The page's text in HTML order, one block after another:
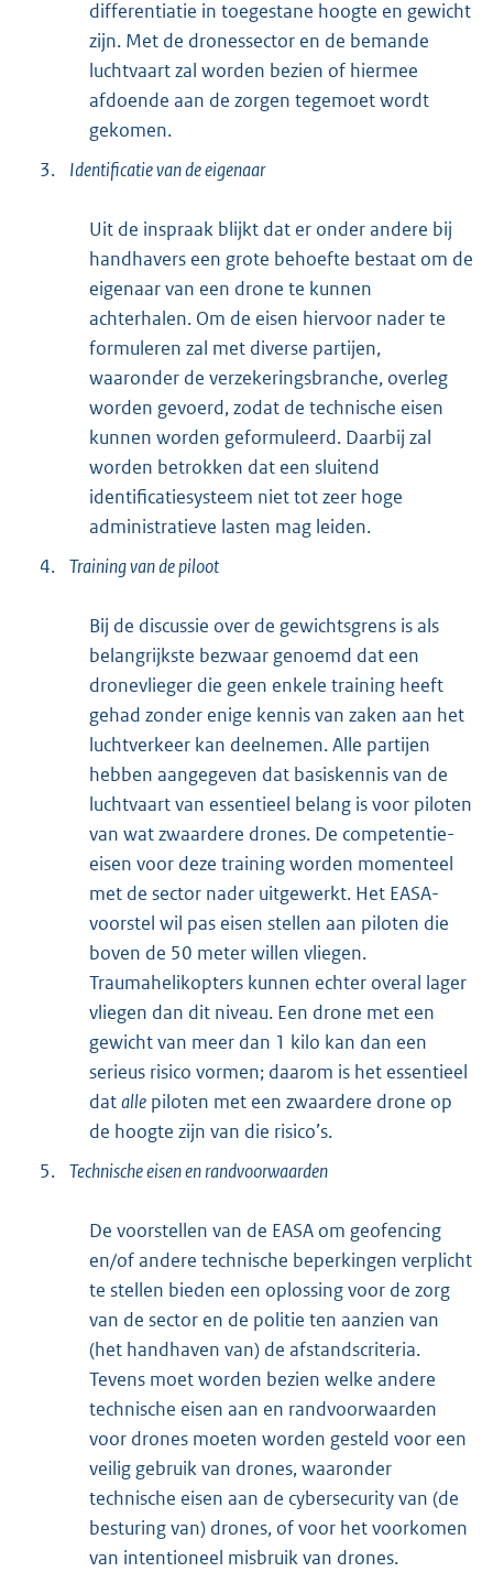
differentiatie in toegestane hoogte en gewicht
zijn. Met de dronessector en de bemande
luchtvaart zal worden bezien of hiermee
afdoende aan de zorgen tegemoet wordt
gekomen.
3.
Identificatie van de eigenaar
Uit de inspraak blijkt dat er onder andere bij
handhavers een grote behoefte bestaat om de
eigenaar van een drone te kunnen
achterhalen. Om de eisen hiervoor nader te
formuleren zal met diverse partijen,
waaronder de verzekeringsbranche, overleg
worden gevoerd, zodat de technische eisen
kunnen worden geformuleerd. Daarbij zal
worden betrokken dat een sluitend
identificatiesysteem niet tot zeer hoge
administratieve lasten mag leiden.
4. Training van de piloot
Bij de discussie over de gewichtsgrens is als
belangrijkste bezwaar genoemd dat een
dronevlieger die geen enkele training heeft
gehad zonder enige kennis van zaken aan het
luchtverkeer kan deelnemen. Alle partijen
hebben aangegeven dat basiskennis van de
luchtvaart van essentieel belang is voor piloten
van wat zwaardere drones. De competentie-
eisen voor deze training worden momenteel
met de sector nader uitgewerkt. Het EASA-
voorstel wil pas eisen stellen aan piloten die
boven de 50 meter willen vliegen.
Traumahelikopters kunnen echter overal lager
vliegen dan dit niveau. Een drone met een
gewicht van meer dan 1 kilo kan dan een
serieus risico vormen; daarom is het essentieel
datalle piloten met een zwaardere drone op
de hoogte zijn van die risico’s.
5. Technische eisen en randvoorwaarden
De voorstellen van de EASA om geofencing
en/of andere technische beperkingen verplicht
te stellen bieden een oplossing voor de zorg
van de sector en de politie ten aanzien van
(het handhaven van) de afstandscriteria.
Tevens moet worden bezien welke andere
technische eisen aan en randvoorwaarden
voor drones moeten worden gesteld voor een
veilig gebruik van drones, waaronder
technische eisen aan de cybersecurity van (de
besturing van) drones, of voor het voorkomen
van intentioneel misbruik van drones.